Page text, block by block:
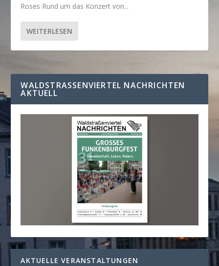
Roses Rund um das Konzert von...
WEITERLESEN
WALDSTRASSENVIERTEL NACHRICHTEN A
KTUELL
AKTUELLE VERANSTALTUNGEN